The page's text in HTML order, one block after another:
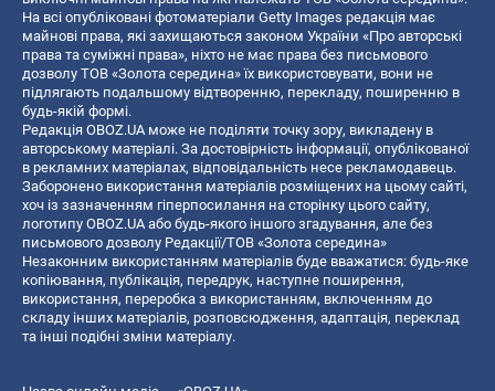
На всі опубліковані фотоматеріали Getty Images редакція має
майнові права, які захищаються законом України «Про авторські
права та суміжні права», ніхто не має права без письмового
дозволу ТОВ «Золота середина» їх використовувати, вони не
підлягають подальшому відтворенню, перекладу, поширенню в
будь-якій формі.
Редакція OBOZ.UA може не поділяти точку зору, викладену в
авторському матеріалі. За достовірність інформації, опублікованої
в рекламних матеріалах, відповідальність несе рекламодавець.
Заборонено використання матеріалів розміщених на цьому сайті,
хоч із зазначенням гіперпосилання на сторінку цього сайту,
логотипу OBOZ.UA або будь-якого іншого згадування, але без
письмового дозволу Редакції/ТОВ «Золота середина»
Незаконним використанням матеріалів буде вважатися: будь-яке
копiювання, публiкацiя, передрук, наступне поширення,
використання, переробка з використанням, включенням до
складу інших матеріалів, розповсюдження, адаптація, переклад
та інші подібні зміни матеріалу.